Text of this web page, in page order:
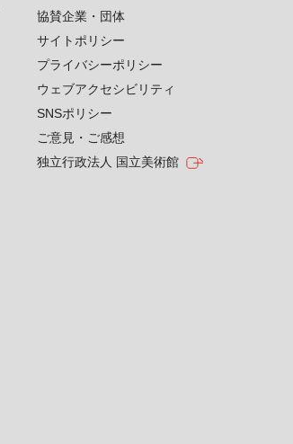
協賛企業・団体
サイトポリシー
プライバシーポリシー
ウェブアクセシビリティ
SNSポリシー
ご意見・ご感想
独立行政法人 国立美術館